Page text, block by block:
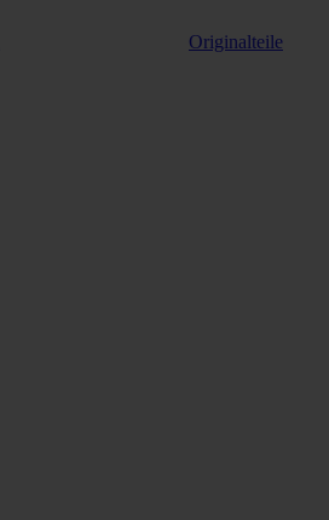
Originalteile